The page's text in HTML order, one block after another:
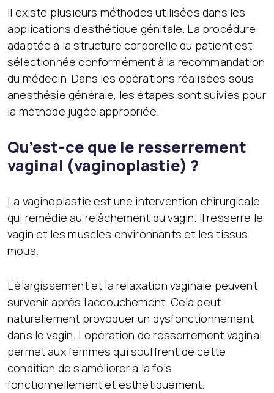
Il existe plusieurs méthodes utilisées dans les
applications d’esthétique génitale. La procédure
adaptée à la structure corporelle du patient est
sélectionnée conformément à la recommandation
du médecin. Dans les opérations réalisées sous
anesthésie générale, les étapes sont suivies pour
la méthode jugée appropriée.
Qu’est-ce que le resserrement
vaginal (vaginoplastie) ?
La vaginoplastie est une intervention chirurgicale
qui remédie au relâchement du vagin. Il resserre le
vagin et les muscles environnants et les tissus
mous.
L’élargissement et la relaxation vaginale peuvent
survenir après l’accouchement. Cela peut
naturellement provoquer un dysfonctionnement
dans le vagin. L’opération de resserrement vaginal
permet aux femmes qui souffrent de cette
condition de s’améliorer à la fois
fonctionnellement et esthétiquement.